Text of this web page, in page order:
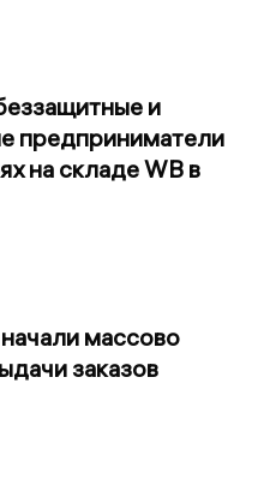
и
предприниматели
на складе WB в
массово
заказов